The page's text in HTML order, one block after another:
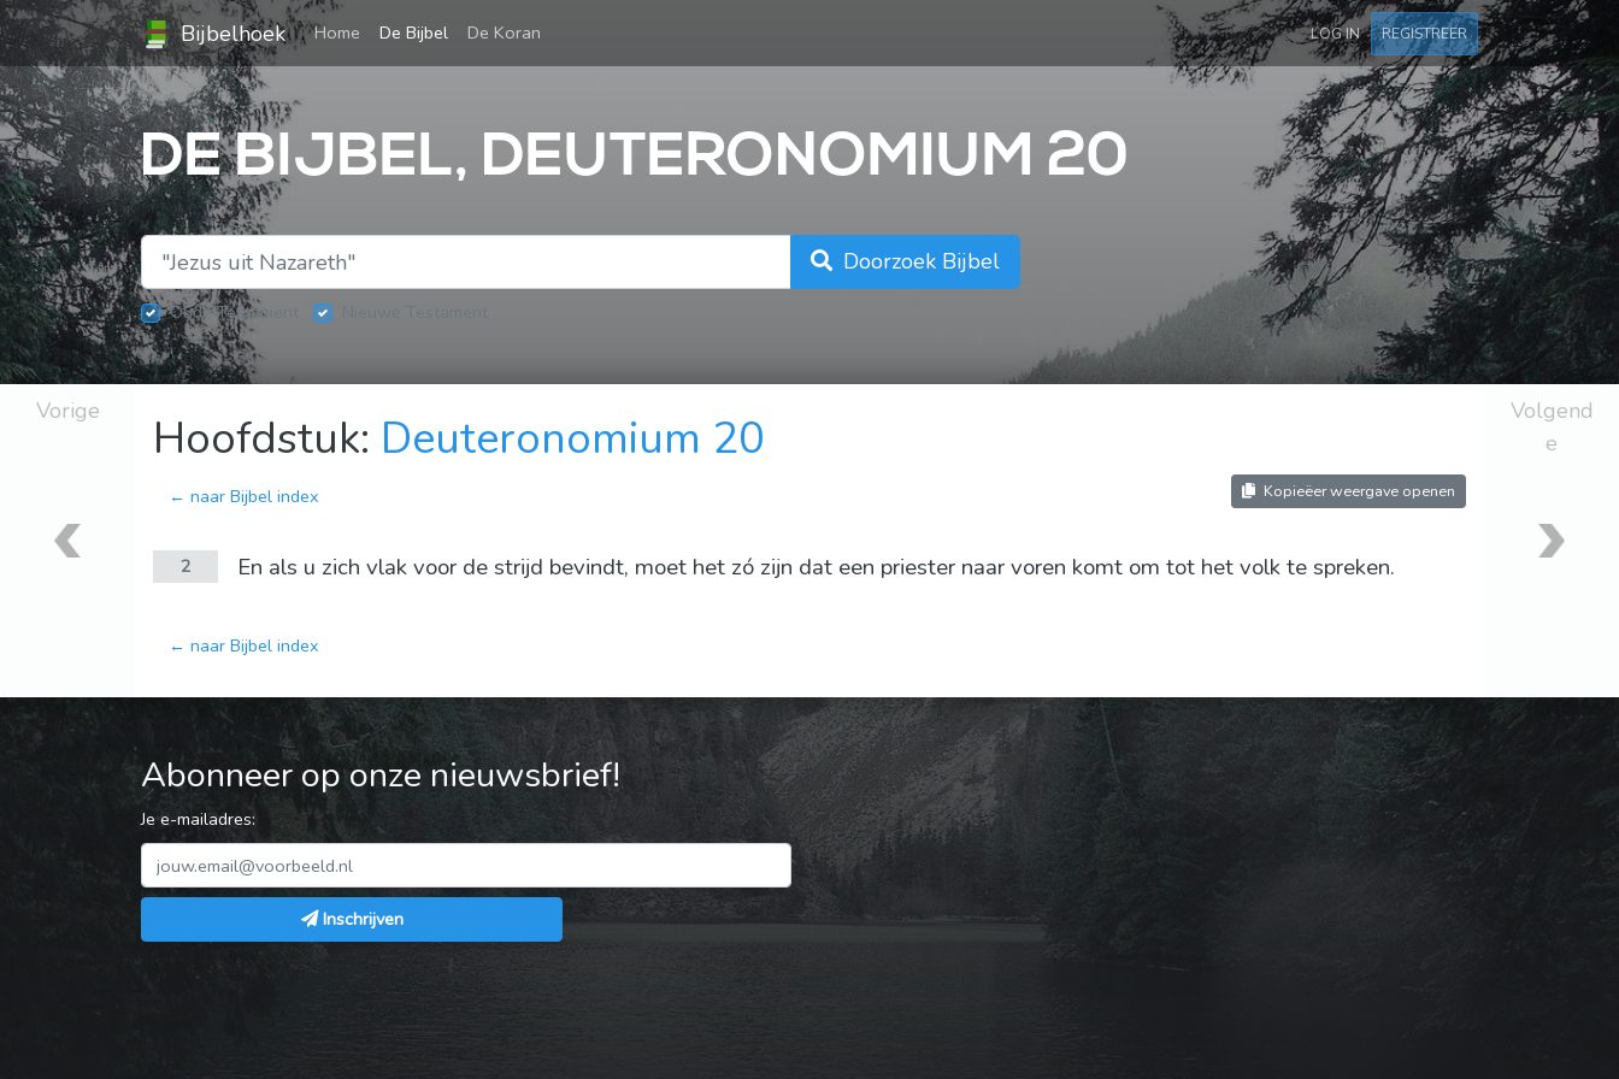
Bijbelhoek Home (current)
De Bijbel De Koran LOG IN REGISTREER
DE BIJBEL, DEUTERONOMIUM 20
Doorzoek Bijbel
Oude Testament
Vorige Hoofdstuk: Deuteronomium 20
← naar Bijbel index Kopieëer weergave openen
2 En als u zich vlak voor de strijd bevindt, moet het zó zijn dat een priester naar voren komt om tot het volk te spreken.
← naar Bijbel index
Volgend
e
Abonneer op onze nieuwsbrief!
Je e-mailadres:
Inschrijven